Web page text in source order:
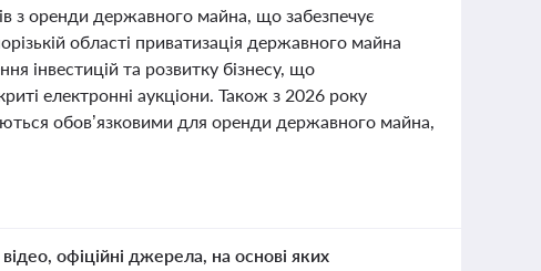
з оренди державного майна, що забезпечує
області приватизація державного майна
інвестицій та розвитку бізнесу, що
електронні аукціони. Також з 2026 року
обов’язковими для оренди державного майна,
офіційні джерела, на основі яких